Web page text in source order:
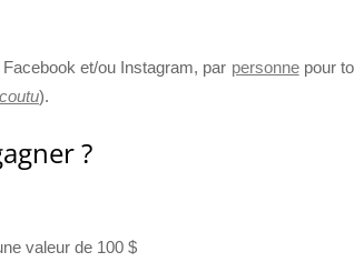
et/ou Instagram, par personnepour
).
?
valeur de 100 $